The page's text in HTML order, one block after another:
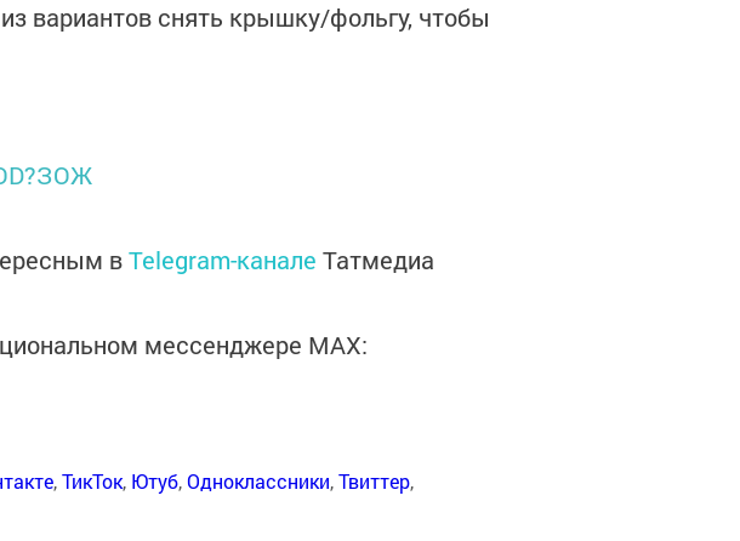
вариантов снять крышку/фольгу, чтобы
вTelegram-канале Татмедиа
мессенджере MАХ:
,ТикТок, Ютуб,Одноклассники,Твиттер,